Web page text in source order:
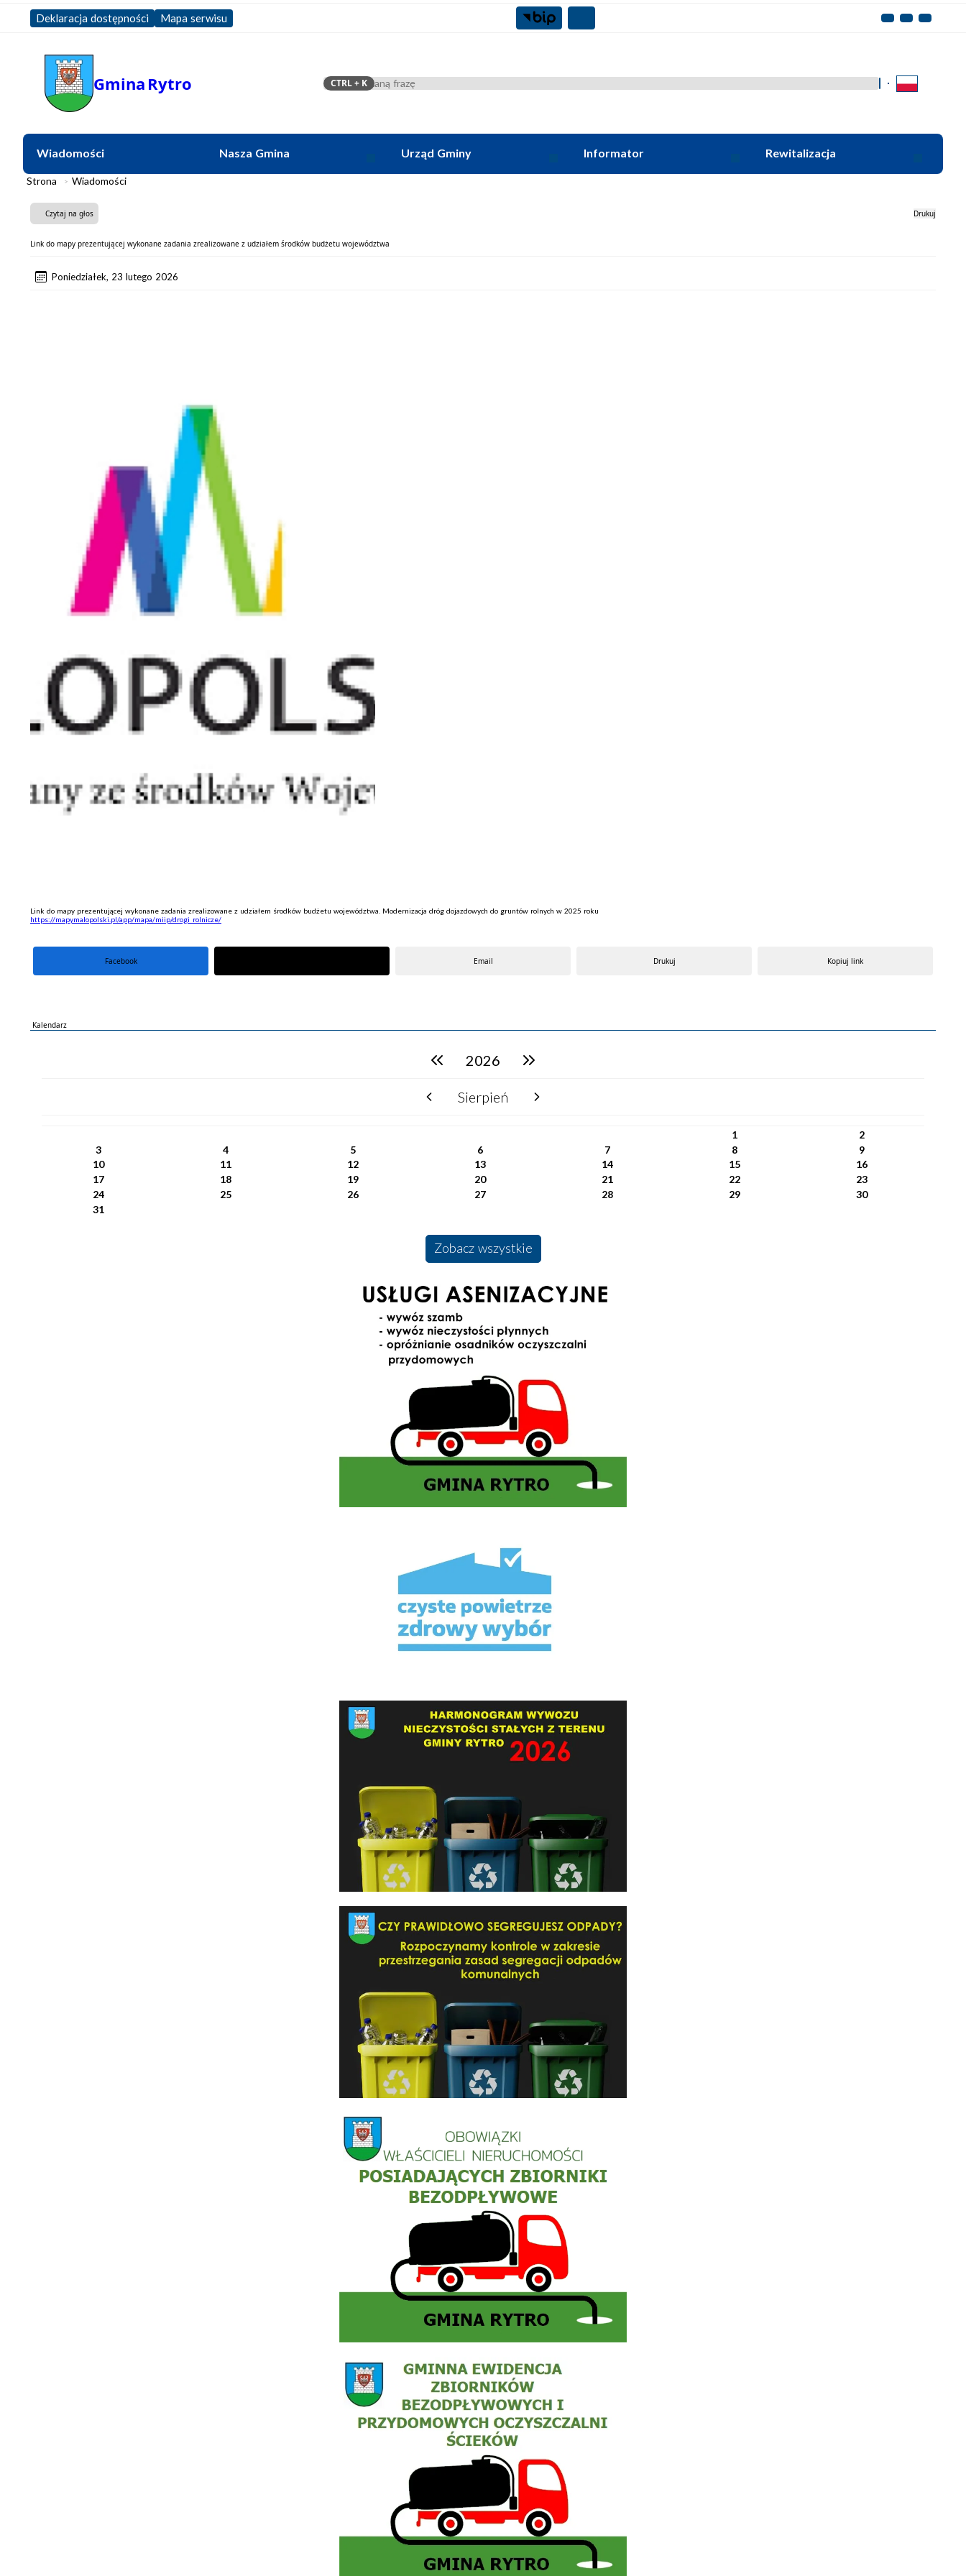
Deklaracja dostępności Mapa serwisu
Gmina Rytro Szukaj
CTRL+ K
Kliknij aby wyszukać za
Wiadomości Nasza Gmina Urząd Gminy Informator Rewitalizacja
Strona Wiadomości
Czytaj na głos Drukuj
Link do mapy prezentującej wykonane zadania zrealizowane z udziałem środków budżetu województwa
Poniedziałek, 23 lutego 2026
Link do mapy prezentującej wykonane zadania zrealizowane z udziałem środków budżetu województwa. Modernizacja dróg dojazdowych do gruntów rolnych w 2025 roku
https://mapymalopolski.pl/app/mapa/miip/drogi_rolnicze/
Facebook Email Drukuj Kopiuj link
Kalendarz
poprzedni rok2026 następny rok
poprzedni miesiącSierpień następny miesiąc
1
2
3
4 5 6 7 8
9
10
11 12 13 14 15
16
17
18 19 20 21 22
23
24
25 26 27 28 29
30
31
Zobacz wszystkie
HARMONOGRAM WYWOZU NIECZYSTOŚCI STAŁYCH Z TERENU GMINY RYTRO W 2026 ROKU
Czy prawidłowo segregujesz odpady?
Informacja szamba
Zgłoszenie do ewidencji zbiornika bezodpływowego nieczystości płynnych (szamb) lub przydomowej oczyszczalni ścieków